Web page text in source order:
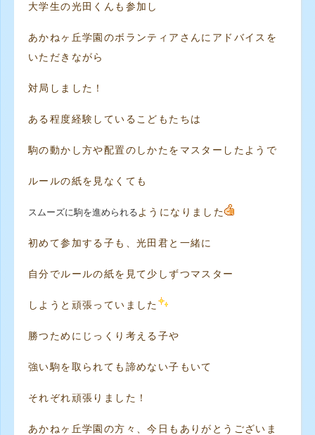
大学生の光田くんも参加し
あかねヶ丘学園のボランティアさんにアドバイスを
いただきながら
対局しました！
ある程度経験しているこどもたちは
駒の動かし方や配置のしかたをマスターしたようで
ルールの紙を見なくても
スムーズに駒を進められるようになりました
初めて参加する子も、光田君と一緒に
自分でルールの紙を見て少しずつマスター
しようと頑張っていました
勝つためにじっくり考える子や
強い駒を取られても諦めない子もいて
それぞれ頑張りました！
あかねヶ丘学園の方々、今日もありがとうございま